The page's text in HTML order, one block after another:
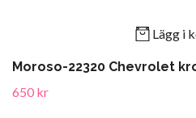
Lägg i
Moroso-22320 Chevrolet
650 kr